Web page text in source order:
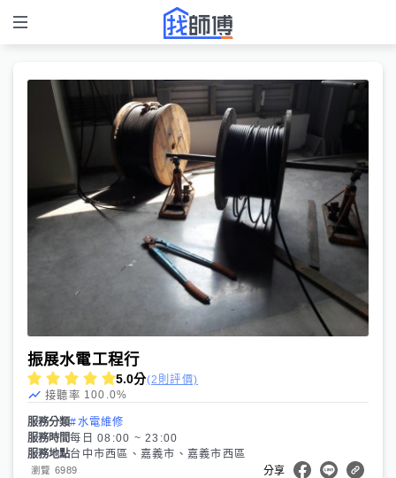
振展水電工程行
5.0分(2則評價)
接聽率 100.0%
服務分類#水電維修
服務時間每日 08:00 ~ 23:00
服務地點台中市西區、嘉義市、嘉義市西區
瀏覽 6989 分享